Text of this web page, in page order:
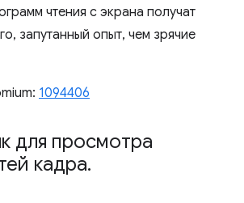
чтения с экрана получат
запутанный опыт, чем зрячие
1094406
для просмотра
кадра.